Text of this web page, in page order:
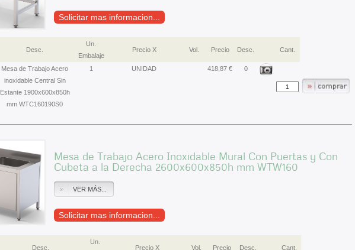
Solicitar mas informacion...
Desc.
Un.
Embalaje
Precio X Vol. Precio Desc. Cant.
Mesa de Trabajo Acero
inoxidable Central Sin
Estante 1900x600x850h
mm WTC160190S0
1 UNIDAD 418,87 € 0
Mesa de Trabajo Acero Inoxidable Mural Con Puertas y Con
Cubeta a la Derecha 2600x600x850h mm WTW160
VER MÁS...
Solicitar mas informacion...
Desc.
Un.
Precio X
Vol. Precio Desc. Cant.